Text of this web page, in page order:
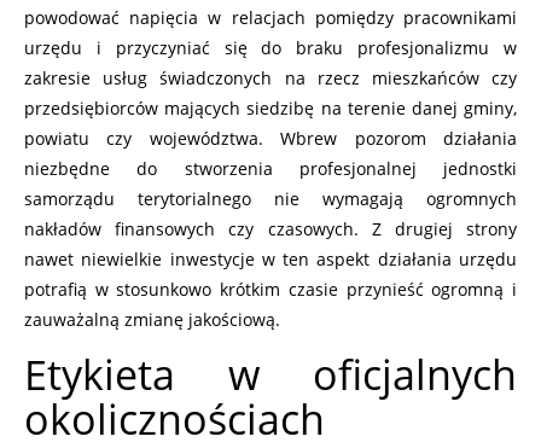
powodować napięcia w relacjach pomiędzy pracownikami
urzędu i przyczyniać się do braku profesjonalizmu w
zakresie usług świadczonych na rzecz mieszkańców czy
przedsiębiorców mających siedzibę na terenie danej gminy,
powiatu czy województwa. Wbrew pozorom działania
niezbędne do stworzenia profesjonalnej jednostki
samorządu terytorialnego nie wymagają ogromnych
nakładów finansowych czy czasowych. Z drugiej strony
nawet niewielkie inwestycje w ten aspekt działania urzędu
potrafią w stosunkowo krótkim czasie przynieść ogromną i
zauważalną zmianę jakościową.
Etykieta w oficjalnych
okolicznościach